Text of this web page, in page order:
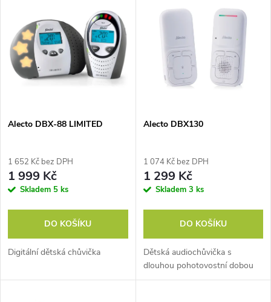
e
n
p
r
o
u
k
Nejprodávanější
Abecedně
ý
p
s
r
o
d
Alecto DBX-88 LIMITED
1 652 Kč bez DPH
1 999 Kč
Skladem 5 ks
DO KOŠÍKU
Digitální dětská chůvička
Alecto DBX130
1 074 Kč bez DPH
1 299 Kč
Skladem 3 ks
DO KOŠÍKU
Dětská audiochůvička s
dlouhou pohotovostní dobou